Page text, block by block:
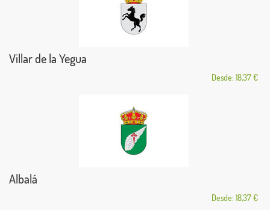
Villar de la Yegua
Desde: 18,37 €
Albalá
Desde: 18,37 €